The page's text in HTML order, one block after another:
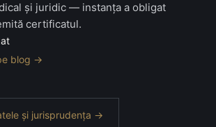
și juridic — instanța a obligat
certificatul.
blog →
și jurisprudența →